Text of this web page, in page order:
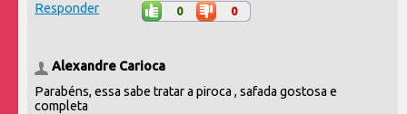
Responder 0 0
Alexandre Carioca
Parabéns, essa sabe tratar a piroca , safada gostosa e
completa